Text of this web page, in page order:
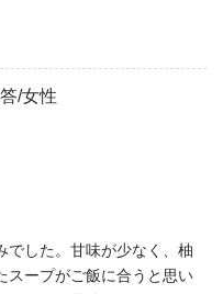
/女性
でした。甘味が少なく、柚
スープがご飯に合うと思い